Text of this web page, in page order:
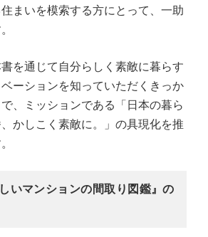
まいを模索する方にとって、一助
を通じて自分らしく素敵に暮らす
ーションを知っていただくきっか
、ミッションである「日本の暮ら
かしこく素敵に。」の具現化を推
いマンションの間取り図鑑』の